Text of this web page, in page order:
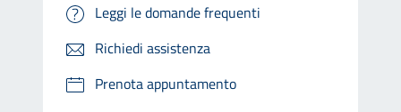
Leggi le domande frequenti
Richiedi assistenza
Prenota appuntamento